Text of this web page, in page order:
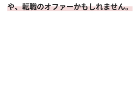
や、転職のオファーかもしれません。